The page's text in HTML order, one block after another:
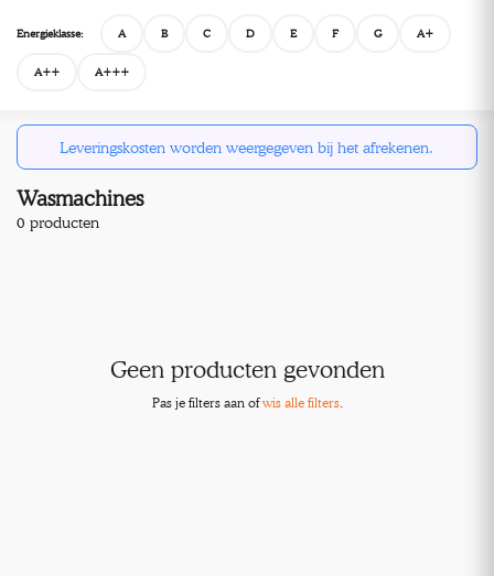
Energieklasse: A B C D E F G A+
A++ A+++
Leveringskosten worden weergegeven bij het afrekenen.
Wasmachines
0 producten
Geen producten gevonden
Pas je filters aan ofwis alle filters.